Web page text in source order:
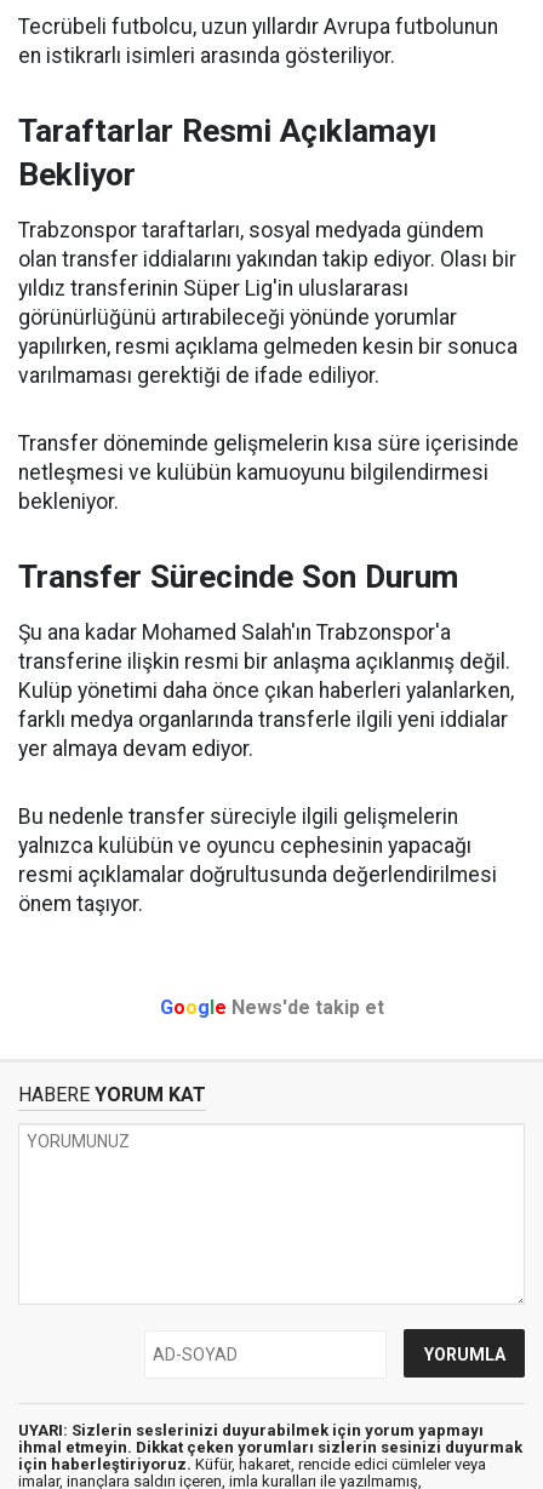
Tecrübeli futbolcu, uzun yıllardır Avrupa futbolunun
en istikrarlı isimleri arasında gösteriliyor.
Taraftarlar Resmi Açıklamayı
Bekliyor
Trabzonspor taraftarları, sosyal medyada gündem
olan transfer iddialarını yakından takip ediyor. Olası bir
yıldız transferinin Süper Lig'in uluslararası
görünürlüğünü artırabileceği yönünde yorumlar
yapılırken, resmi açıklama gelmeden kesin bir sonuca
varılmaması gerektiği de ifade ediliyor.
Transfer döneminde gelişmelerin kısa süre içerisinde
netleşmesi ve kulübün kamuoyunu bilgilendirmesi
bekleniyor.
Transfer Sürecinde Son Durum
Şu ana kadar Mohamed Salah'ın Trabzonspor'a
transferine ilişkin resmi bir anlaşma açıklanmış değil.
Kulüp yönetimi daha önce çıkan haberleri yalanlarken,
farklı medya organlarında transferle ilgili yeni iddialar
yer almaya devam ediyor.
Bu nedenle transfer süreciyle ilgili gelişmelerin
yalnızca kulübün ve oyuncu cephesinin yapacağı
resmi açıklamalar doğrultusunda değerlendirilmesi
önem taşıyor.
Google News'de takip et
HABERE YORUM KAT
UYARI: Sizlerin seslerinizi duyurabilmek için yorum yapmayı
ihmal etmeyin. Dikkat çeken yorumları sizlerin sesinizi duyurmak
için haberleştiriyoruz. Küfür, hakaret, rencide edici cümleler veya
imalar, inançlara saldırı içeren, imla kuralları ile yazılmamış,